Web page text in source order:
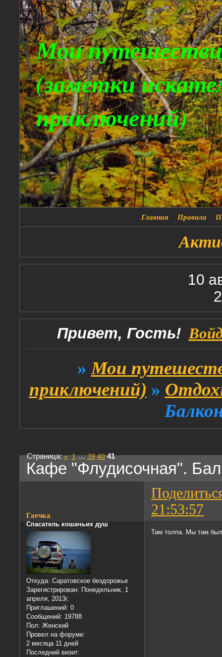
Мои
(заметки
приключений)
Главная Правила
10
Привет, Гость!
» Мои
приключений) »
Кафе "Флудисочная".
Страница:« 1 … 39 40 41
21:53:57
Гаечка
Спасатель кошачьих душ
Откуда: Саратовское бездорожье
Зарегистрирован: Понедельник, 1
апреля, 2013г.
Приглашений: 0
Сообщений: 19788
Пол: Женский
Провел на форуме:
2 месяца 11 дней
Последний визит:
Там толпа. Мы там